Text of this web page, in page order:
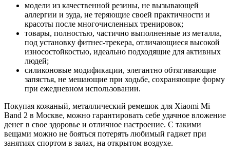
модели из качественной резины, не вызывающей
аллергии и зуда, не теряющие своей практичности и
красоты после многочисленных тренировок;
товары, полностью, частично выполненные из металла,
под установку фитнес-трекера, отличающиеся высокой
износостойкостью, идеально подходящие для активных
людей;
силиконовые модификации, элегантно обтягивающие
запястья, не мешающие при ходьбе, сохраняющие форму
при ежедневном использовании.
Покупая кожаный, металлический ремешок для Xiaomi Mi
Band 2 в Москве, можно гарантировать себе удачное вложение
денег в свое здоровье и отличное настроение. С такими
вещами можно не бояться потерять любимый гаджет при
занятиях спортом в залах, на открытом воздухе.